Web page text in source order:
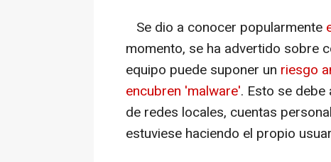
Se dio a conocer popularmente
momento, se ha advertido sobre
equipo puede suponer un riesgo
encubren 'malware'. Esto se
de redes locales, cuentas
estuviese haciendo el propio